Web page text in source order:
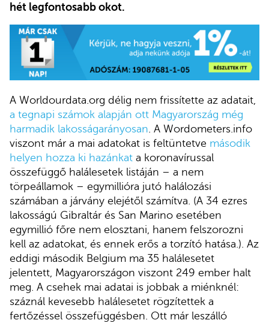
hét legfontosabb okot.
A Worldourdata.org délig nem frissítette az adatait,
a tegnapi számok alapján ott Magyarország még
harmadik lakosságarányosan. A Wordometers.info
viszont már a mai adatokat is feltüntetve második
helyen hozza ki hazánkat a koronavírussal
összefüggő halálesetek listáján – a nem
törpeállamok – egymillióra jutó halálozási
számában a járvány elejétől számítva. (A 34 ezres
lakosságú Gibraltár és San Marino esetében
egymillió főre nem elosztani, hanem felszorozni
kell az adatokat, és ennek erős a torzító hatása.). Az
eddigi második Belgium ma 35 halálesetet
jelentett, Magyarországon viszont 249 ember halt
meg. A csehek mai adatai is jobbak a miénknél:
száznál kevesebb halálesetet rögzítettek a
fertőzéssel összefüggésben. Ott már leszálló